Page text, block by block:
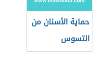
حماية الأسنان من
التسوس